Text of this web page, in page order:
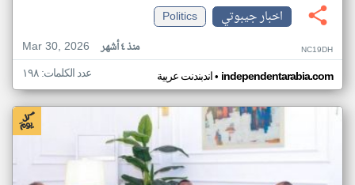
اخبار جيبوتي
Politics
Mar 30, 2026
منذ ٤ أشهر NC19DH
اندبندنت عربية• independentarabia.com عدد الكلمات: ١٩٨